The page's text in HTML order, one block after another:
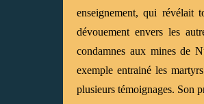
enseignement, qui révélait
dévouement envers les
condamnes aux mines de
exemple entrainé les
plusieurs témoignages. Son